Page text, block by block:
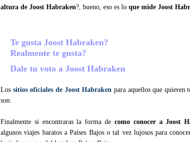
altura de Joost Habraken?, bueno, eso es lo que mide Joost
Te gusta Joost Habraken?
Realmente te gusta?
Dale tu voto a Joost Habraken
Los sitios oficiales de Joost Habraken para aquellos que quieren
son:
Finalmente si encontraras la forma de como conocer a Joost
algunos viajes baratos a Países Bajos o tal vez lujosos para